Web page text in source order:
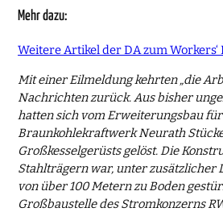
Mehr dazu:
Weitere Artikel der DA zum
Mit einer Eilmeldung kehrten „die
Nachrichten zurück. Aus bisher
hatten sich vom Erweiterungsbau
Braunkohlekraftwerk Neurath
Großkesselgerüsts gelöst. Die
Stahlträgern war, unter zusätzlicher
von über 100 Metern zu Boden
Großbaustelle des Stromkonzerns